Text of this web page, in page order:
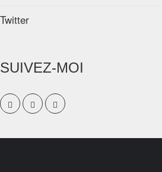
Twitter
SUIVEZ-MOI